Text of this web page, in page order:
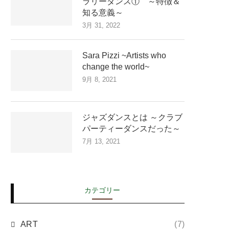
知る意義～
3月 31, 2022
Sara Pizzi ~Artists who
change the world~
9月 8, 2021
ジャズダンスとは ～クラブ
パーティーダンスだった～
7月 13, 2021
カテゴリー
ART (7)